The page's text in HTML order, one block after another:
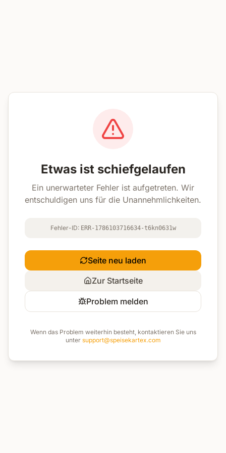
Etwas ist schiefgelaufen
Ein unerwarteter Fehler ist aufgetreten. Wir
entschuldigen uns für die Unannehmlichkeiten.
Fehler-ID: ERR-1786103716634-t6kn0631w
Seite neu laden
Zur Startseite
Problem melden
Wenn das Problem weiterhin besteht, kontaktieren Sie uns
unter support@speisekartex.com